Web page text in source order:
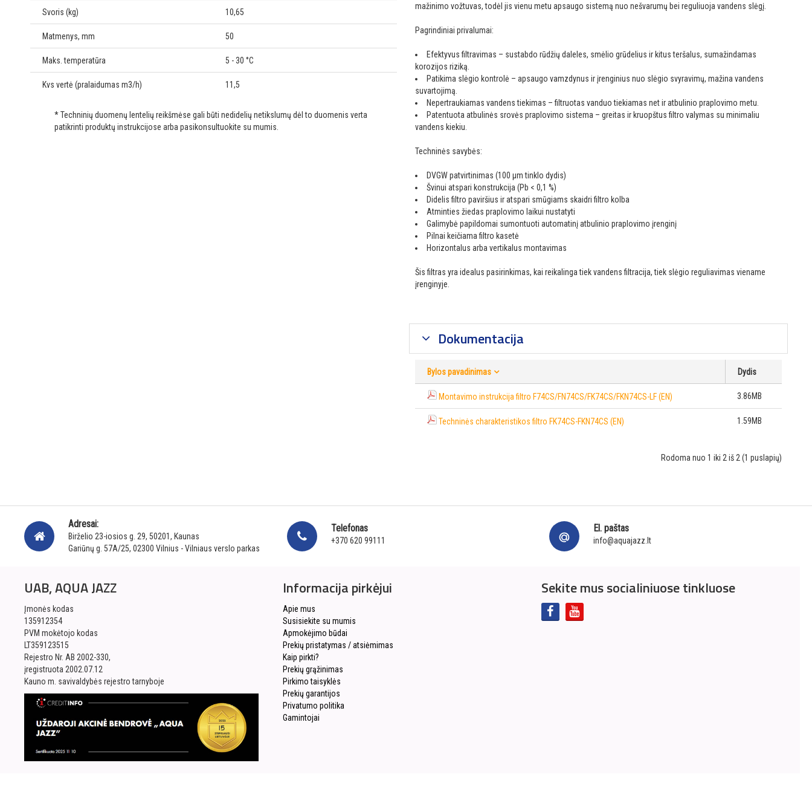
Svoris (kg) 10,65
Matmenys, mm 50
Maks. temperatūra 5 - 30 °C
Kvs vertė (pralaidumas m3/h) 11,5
* Techninių duomenų lentelių reikšmėse gali būti nedidelių netikslumų dėl to duomenis verta
patikrinti produktų instrukcijose arba pasikonsultuokite su mumis.
mažinimo vožtuvas, todėl jis vienu metu apsaugo sistemą nuo nešvarumų bei reguliuoja vandens slėgį.
Pagrindiniai privalumai:
Efektyvus filtravimas – sustabdo rūdžių daleles, smėlio grūdelius ir kitus teršalus, sumažindamas
korozijos riziką.
Patikima slėgio kontrolė – apsaugo vamzdynus ir įrenginius nuo slėgio svyravimų, mažina vandens
suvartojimą.
Nepertraukiamas vandens tiekimas – filtruotas vanduo tiekiamas net ir atbulinio praplovimo metu.
Patentuota atbulinės srovės praplovimo sistema – greitas ir kruopštus filtro valymas su minimaliu
vandens kiekiu.
Techninės savybės:
DVGW patvirtinimas (100 μm tinklo dydis)
Švinui atspari konstrukcija (Pb < 0,1 %)
Didelis filtro paviršius ir atspari smūgiams skaidri filtro kolba
Atminties žiedas praplovimo laikui nustatyti
Galimybė papildomai sumontuoti automatinį atbulinio praplovimo įrenginį
Pilnai keičiama filtro kasetė
Horizontalus arba vertikalus montavimas
Šis filtras yra idealus pasirinkimas, kai reikalinga tiek vandens filtracija, tiek slėgio reguliavimas viename
įrenginyje.
Dokumentacija
Bylos pavadinimas Dydis
Montavimo instrukcija filtro F74CS/FN74CS/FK74CS/FKN74CS-LF (EN) 3.86MB
Techninės charakteristikos filtro FK74CS-FKN74CS (EN) 1.59MB
Rodoma nuo 1 iki 2 iš 2 (1 puslapių)
Adresai:
Birželio 23-iosios g. 29, 50201, Kaunas
Gariūnų g. 57A/25, 02300 Vilnius - Vilniaus verslo parkas
Telefonas
+370 620 99111
El. paštas
info@aquajazz.lt
UAB, AQUA JAZZ
Įmonės kodas
135912354
PVM mokėtojo kodas
LT359123515
Rejestro Nr. AB 2002-330,
įregistruota 2002.07.12
Kauno m. savivaldybės rejestro tarnyboje
Informacija pirkėjui
Apie mus
Susisiekite su mumis
Apmokėjimo būdai
Prekių pristatymas / atsiėmimas
Kaip pirkti?
Prekių grąžinimas
Pirkimo taisyklės
Prekių garantijos
Privatumo politika
Gamintojai
Sekite mus socialiniuose tinkluose